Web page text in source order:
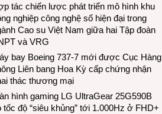
tác chiến lược phát triển mô hình khu
nghiệp công nghệ số hiện đại trong
Cao su Việt Nam giữa hai Tập đoàn
và VRG
bay Boeing 737-7 mới được Cục Hàng
Liên bang Hoa Kỳ cấp chứng nhận
thác thương mại
hình gaming LG UltraGear 25G590B
tốc độ “siêu khủng” tới 1.000Hz ở FHD+